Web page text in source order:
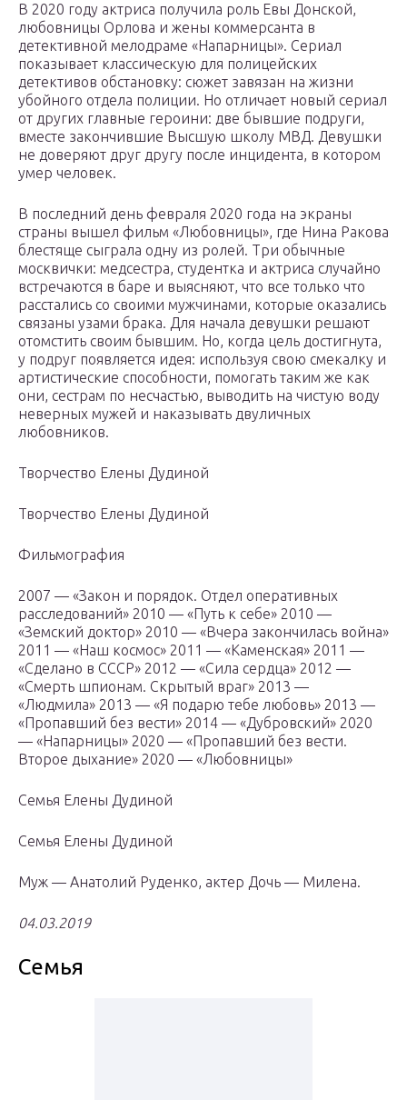
В 2020 году актриса получила роль Евы Донской,
любовницы Орлова и жены коммерсанта в
детективной мелодраме «Напарницы». Сериал
показывает классическую для полицейских
детективов обстановку: сюжет завязан на жизни
убойного отдела полиции. Но отличает новый сериал
от других главные героини: две бывшие подруги,
вместе закончившие Высшую школу МВД. Девушки
не доверяют друг другу после инцидента, в котором
умер человек.
В последний день февраля 2020 года на экраны
страны вышел фильм «Любовницы», где Нина Ракова
блестяще сыграла одну из ролей. Три обычные
москвички: медсестра, студентка и актриса случайно
встречаются в баре и выясняют, что все только что
расстались со своими мужчинами, которые оказались
связаны узами брака. Для начала девушки решают
отомстить своим бывшим. Но, когда цель достигнута,
у подруг появляется идея: используя свою смекалку и
артистические способности, помогать таким же как
они, сестрам по несчастью, выводить на чистую воду
неверных мужей и наказывать двуличных
любовников.
Творчество Елены Дудиной
Творчество Елены Дудиной
Фильмография
2007 — «Закон и порядок. Отдел оперативных
расследований» 2010 — «Путь к себе» 2010 —
«Земский доктор» 2010 — «Вчера закончилась война»
2011 — «Наш космос» 2011 — «Каменская» 2011 —
«Сделано в СССР» 2012 — «Сила сердца» 2012 —
«Смерть шпионам. Скрытый враг» 2013 —
«Людмила» 2013 — «Я подарю тебе любовь» 2013 —
«Пропавший без вести» 2014 — «Дубровский» 2020
— «Напарницы» 2020 — «Пропавший без вести.
Второе дыхание» 2020 — «Любовницы»
Семья Елены Дудиной
Семья Елены Дудиной
Муж — Анатолий Руденко, актер Дочь — Милена.
04.03.2019
Семья